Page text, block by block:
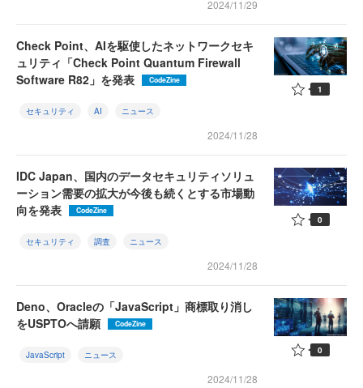
2024/11/29
Check Point、AIを駆使したネットワークセキ
ュリティ「Check Point Quantum Firewall
Software R82」を発表
CodeZine
セキュリティ AI ニュース
2024/11/28
1
IDC Japan、国内のデータセキュリティソリュ
ーション需要の拡大が今後も続くとする市場動
向を発表
CodeZine
セキュリティ 調査 ニュース
2024/11/28
0
Deno、Oracleの「JavaScript」商標取り消し
をUSPTOへ請願
CodeZine
JavaScript ニュース
2024/11/28
0